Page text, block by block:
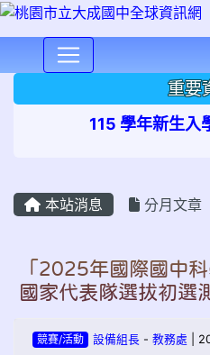
重要
115 學年新生入
本站消息 分月文章
「2025年國際國中
國家代表隊選拔初選
競賽/活動 設備組長- 教務處 |